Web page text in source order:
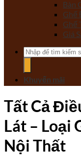
Bàn
Ghế
Ghế
Giá
Tìm
kiếm:
Khuyến mãi
Tất Cả
Lát – Loại
Nội Thất